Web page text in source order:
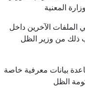
المعنية
الملفات الآخرين داخل
ذلك من وزير الظل
بيانات معرفية خاصة
الظل